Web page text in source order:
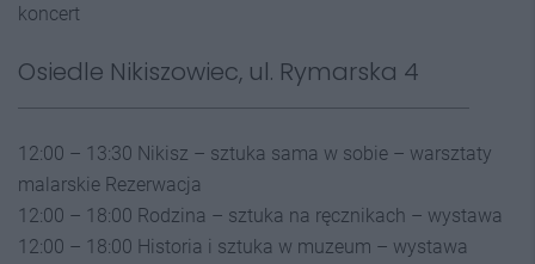
koncert
Osiedle Nikiszowiec, ul. Rymarska 4
12:00 – 13:30 Nikisz – sztuka sama w sobie – warsztaty
malarskie Rezerwacja
12:00 – 18:00 Rodzina – sztuka na ręcznikach – wystawa
12:00 – 18:00 Historia i sztuka w muzeum – wystawa